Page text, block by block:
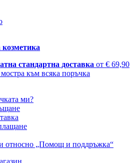
стандартна доставка от € 69,90
към всяка поръчка
ми?
относно „Помощ и поддръжка“